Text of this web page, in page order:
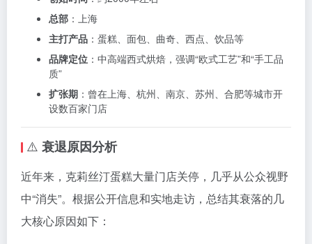
总部 ：上海
主打产品 ：蛋糕、面包、曲奇、西点、饮品等
品牌定位 ：中高端西式烘焙，强调“欧式工艺”和“手工品
质”
扩张期 ：曾在上海、杭州、南京、苏州、合肥等城市开
设数百家门店
⚠️ 衰退原因分析
近年来，克莉丝汀蛋糕大量门店关停，几乎从公众视野
中“消失”。根据公开信息和实地走访，总结其衰落的几
大核心原因如下：